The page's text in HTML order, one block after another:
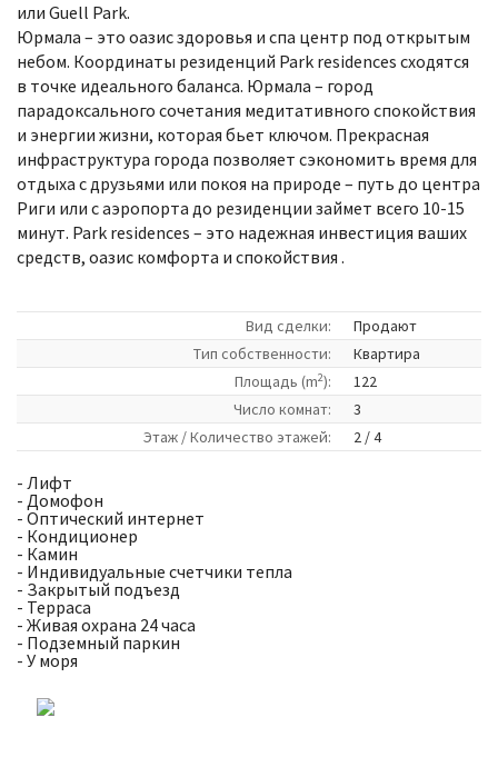
или Guell Park.
Юрмала – это оазис здоровья и спа центр под открытым
небом. Координаты резиденций Park residences сходятся
в точке идеального баланса. Юрмала – город
парадоксального сочетания медитативного спокойствия
и энергии жизни, которая бьет ключом. Прекрасная
инфраструктура города позволяет сэкономить время для
отдыха с друзьями или покоя на природе – путь до центра
Риги или с аэропорта до резиденции займет всего 10-15
минут. Park residences – это надежная инвестиция ваших
средств, оазис комфорта и спокойствия .
Вид сделки:
Продают
Tип собственности:
Квартира
Площадь (m2):
122
Число комнат:
3
Этаж / Количество этажей:
2 / 4
- Лифт
- Домофон
- Оптический интернет
- Кондиционер
- Камин
- Индивидуальные счетчики тепла
- Закрытый подъезд
- Терраса
- Живая охрана 24 часа
- Подземный паркин
- У моря